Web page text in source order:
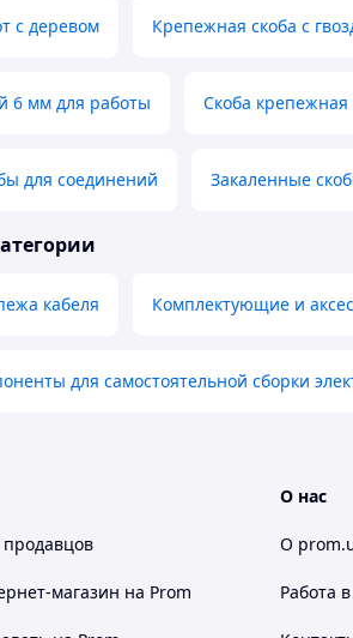
с деревом Крепежная скоба с
6 мм для работы Скоба
для соединений Закаленные
кабеля Комплектующие и
для самостоятельной сборки
магазин на Prom
О нас
О
Работа